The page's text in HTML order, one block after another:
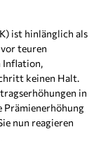
ist hinlänglich als
teuren
Inflation,
keinen Halt.
in
Prämienerhöhung
nun reagieren